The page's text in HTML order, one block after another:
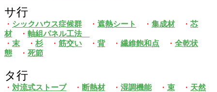
サ行
・ シックハウス症候群 ・ 遮熱シート ・ 集成材 ・ 芯
材
・ 軸組パネル工法
・ 末 ・ 杉 ・ 筋交い ・ 背 ・ 繊維飽和点 ・ 全乾状
態
・ 死節
タ行
・ 対流式ストーブ ・ 断熱材 ・ 湿調機能 ・ 束 ・ 天然